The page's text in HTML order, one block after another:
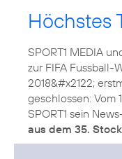
Höchstes
SPORT1 MEDIA
zur FIFA Fussball-
2018&#x2122;
geschlossen: Vom
SPORT1 sein
aus dem 35.